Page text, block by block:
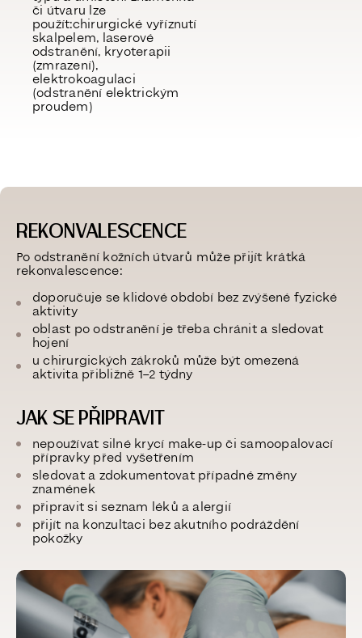
či útvaru lze
použít:chirurgické vyříznutí
skalpelem, laserové
odstranění, kryoterapii
(zmrazení),
elektrokoagulaci
(odstranění elektrickým
proudem)
REKONVALESCENCE
Po odstranění kožních útvarů může přijít krátká
rekonvalescence:
doporučuje se klidové období bez zvýšené fyzické
aktivity
oblast po odstranění je třeba chránit a sledovat
hojení
u chirurgických zákroků může být omezená
aktivita přibližně 1–2 týdny
JAK SE PŘIPRAVIT
nepoužívat silné krycí make-up či samoopalovací
přípravky před vyšetřením
sledovat a zdokumentovat případné změny
znamének
připravit si seznam léků a alergií
přijít na konzultaci bez akutního podráždění
pokožky